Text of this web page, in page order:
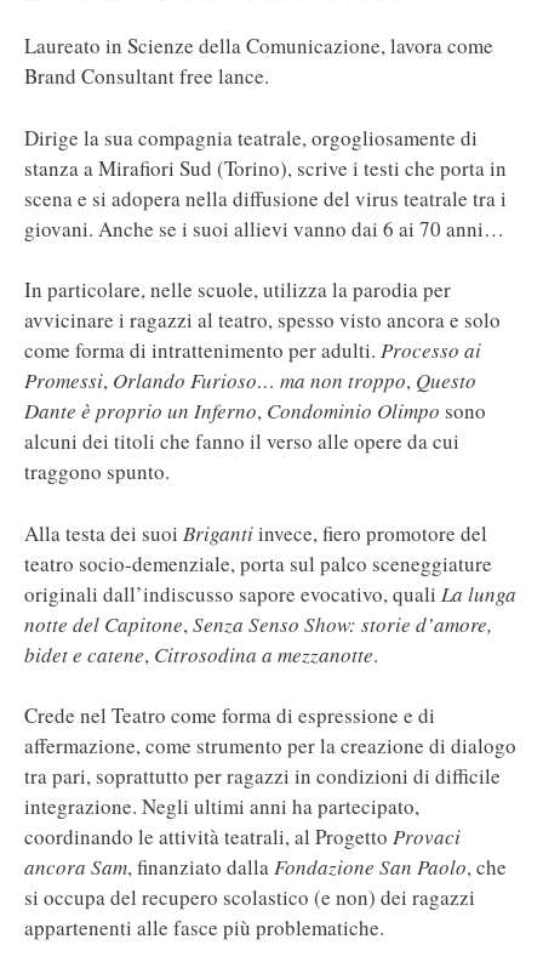
Laureato in Scienze della Comunicazione, lavora come
Brand Consultant free lance.
Dirige la sua compagnia teatrale, orgogliosamente di
stanza a Mirafiori Sud (Torino), scrive i testi che porta in
scena e si adopera nella diffusione del virus teatrale tra i
giovani. Anche se i suoi allievi vanno dai 6 ai 70 anni…
In particolare, nelle scuole, utilizza la parodia per
avvicinare i ragazzi al teatro, spesso visto ancora e solo
come forma di intrattenimento per adulti. Processo ai
Promessi, Orlando Furioso… ma non troppo, Questo
Dante è proprio un Inferno, Condominio Olimpo sono
alcuni dei titoli che fanno il verso alle opere da cui
traggono spunto.
Alla testa dei suoi Brigantiinvece, fiero promotore del
teatro socio-demenziale, porta sul palco sceneggiature
originali dall’indiscusso sapore evocativo, quali La lunga
notte del Capitone, Senza Senso Show: storie d’amore,
bidet e catene, Citrosodina a mezzanotte.
Crede nel Teatro come forma di espressione e di
affermazione, come strumento per la creazione di dialogo
tra pari, soprattutto per ragazzi in condizioni di difficile
integrazione. Negli ultimi anni ha partecipato,
coordinando le attività teatrali, al Progetto Provaci
ancora Sam, finanziato dallaFondazione San Paolo, che
si occupa del recupero scolastico (e non) dei ragazzi
appartenenti alle fasce più problematiche.